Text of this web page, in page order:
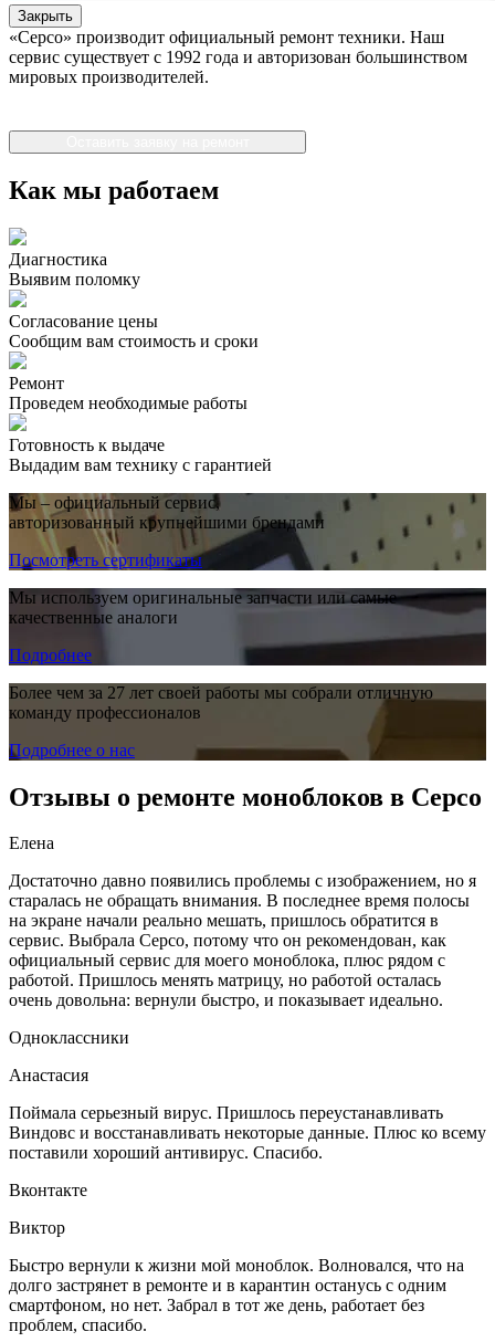
Закрыть
«Серсо» производит официальный ремонт техники. Наш
сервис существует с 1992 года и авторизован большинством
мировых производителей.
Как мы работаем
Диагностика
Выявим поломку
Согласование цены
Сообщим вам стоимость и сроки
Ремонт
Проведем необходимые работы
Готовность к выдаче
Выдадим вам технику с гарантией
Мы – официальный сервис,
авторизованный крупнейшими брендами
Посмотреть сертификаты
Мы используем оригинальные запчасти или самые
качественные аналоги
Подробнее
Более чем за 27 лет своей работы мы собрали отличную
команду профессионалов
Подробнее о нас
Отзывы о ремонте моноблоков в Серсо
Елена
Достаточно давно появились проблемы с изображением, но я
старалась не обращать внимания. В последнее время полосы
на экране начали реально мешать, пришлось обратится в
сервис. Выбрала Серсо, потому что он рекомендован, как
официальный сервис для моего моноблока, плюс рядом с
работой. Пришлось менять матрицу, но работой осталась
очень довольна: вернули быстро, и показывает идеально.
Одноклассники
Анастасия
Поймала серьезный вирус. Пришлось переустанавливать
Виндовс и восстанавливать некоторые данные. Плюс ко всему
поставили хороший антивирус. Спасибо.
Вконтакте
Виктор
Быстро вернули к жизни мой моноблок. Волновался, что на
долго застрянет в ремонте и в карантин останусь с одним
смартфоном, но нет. Забрал в тот же день, работает без
проблем, спасибо.